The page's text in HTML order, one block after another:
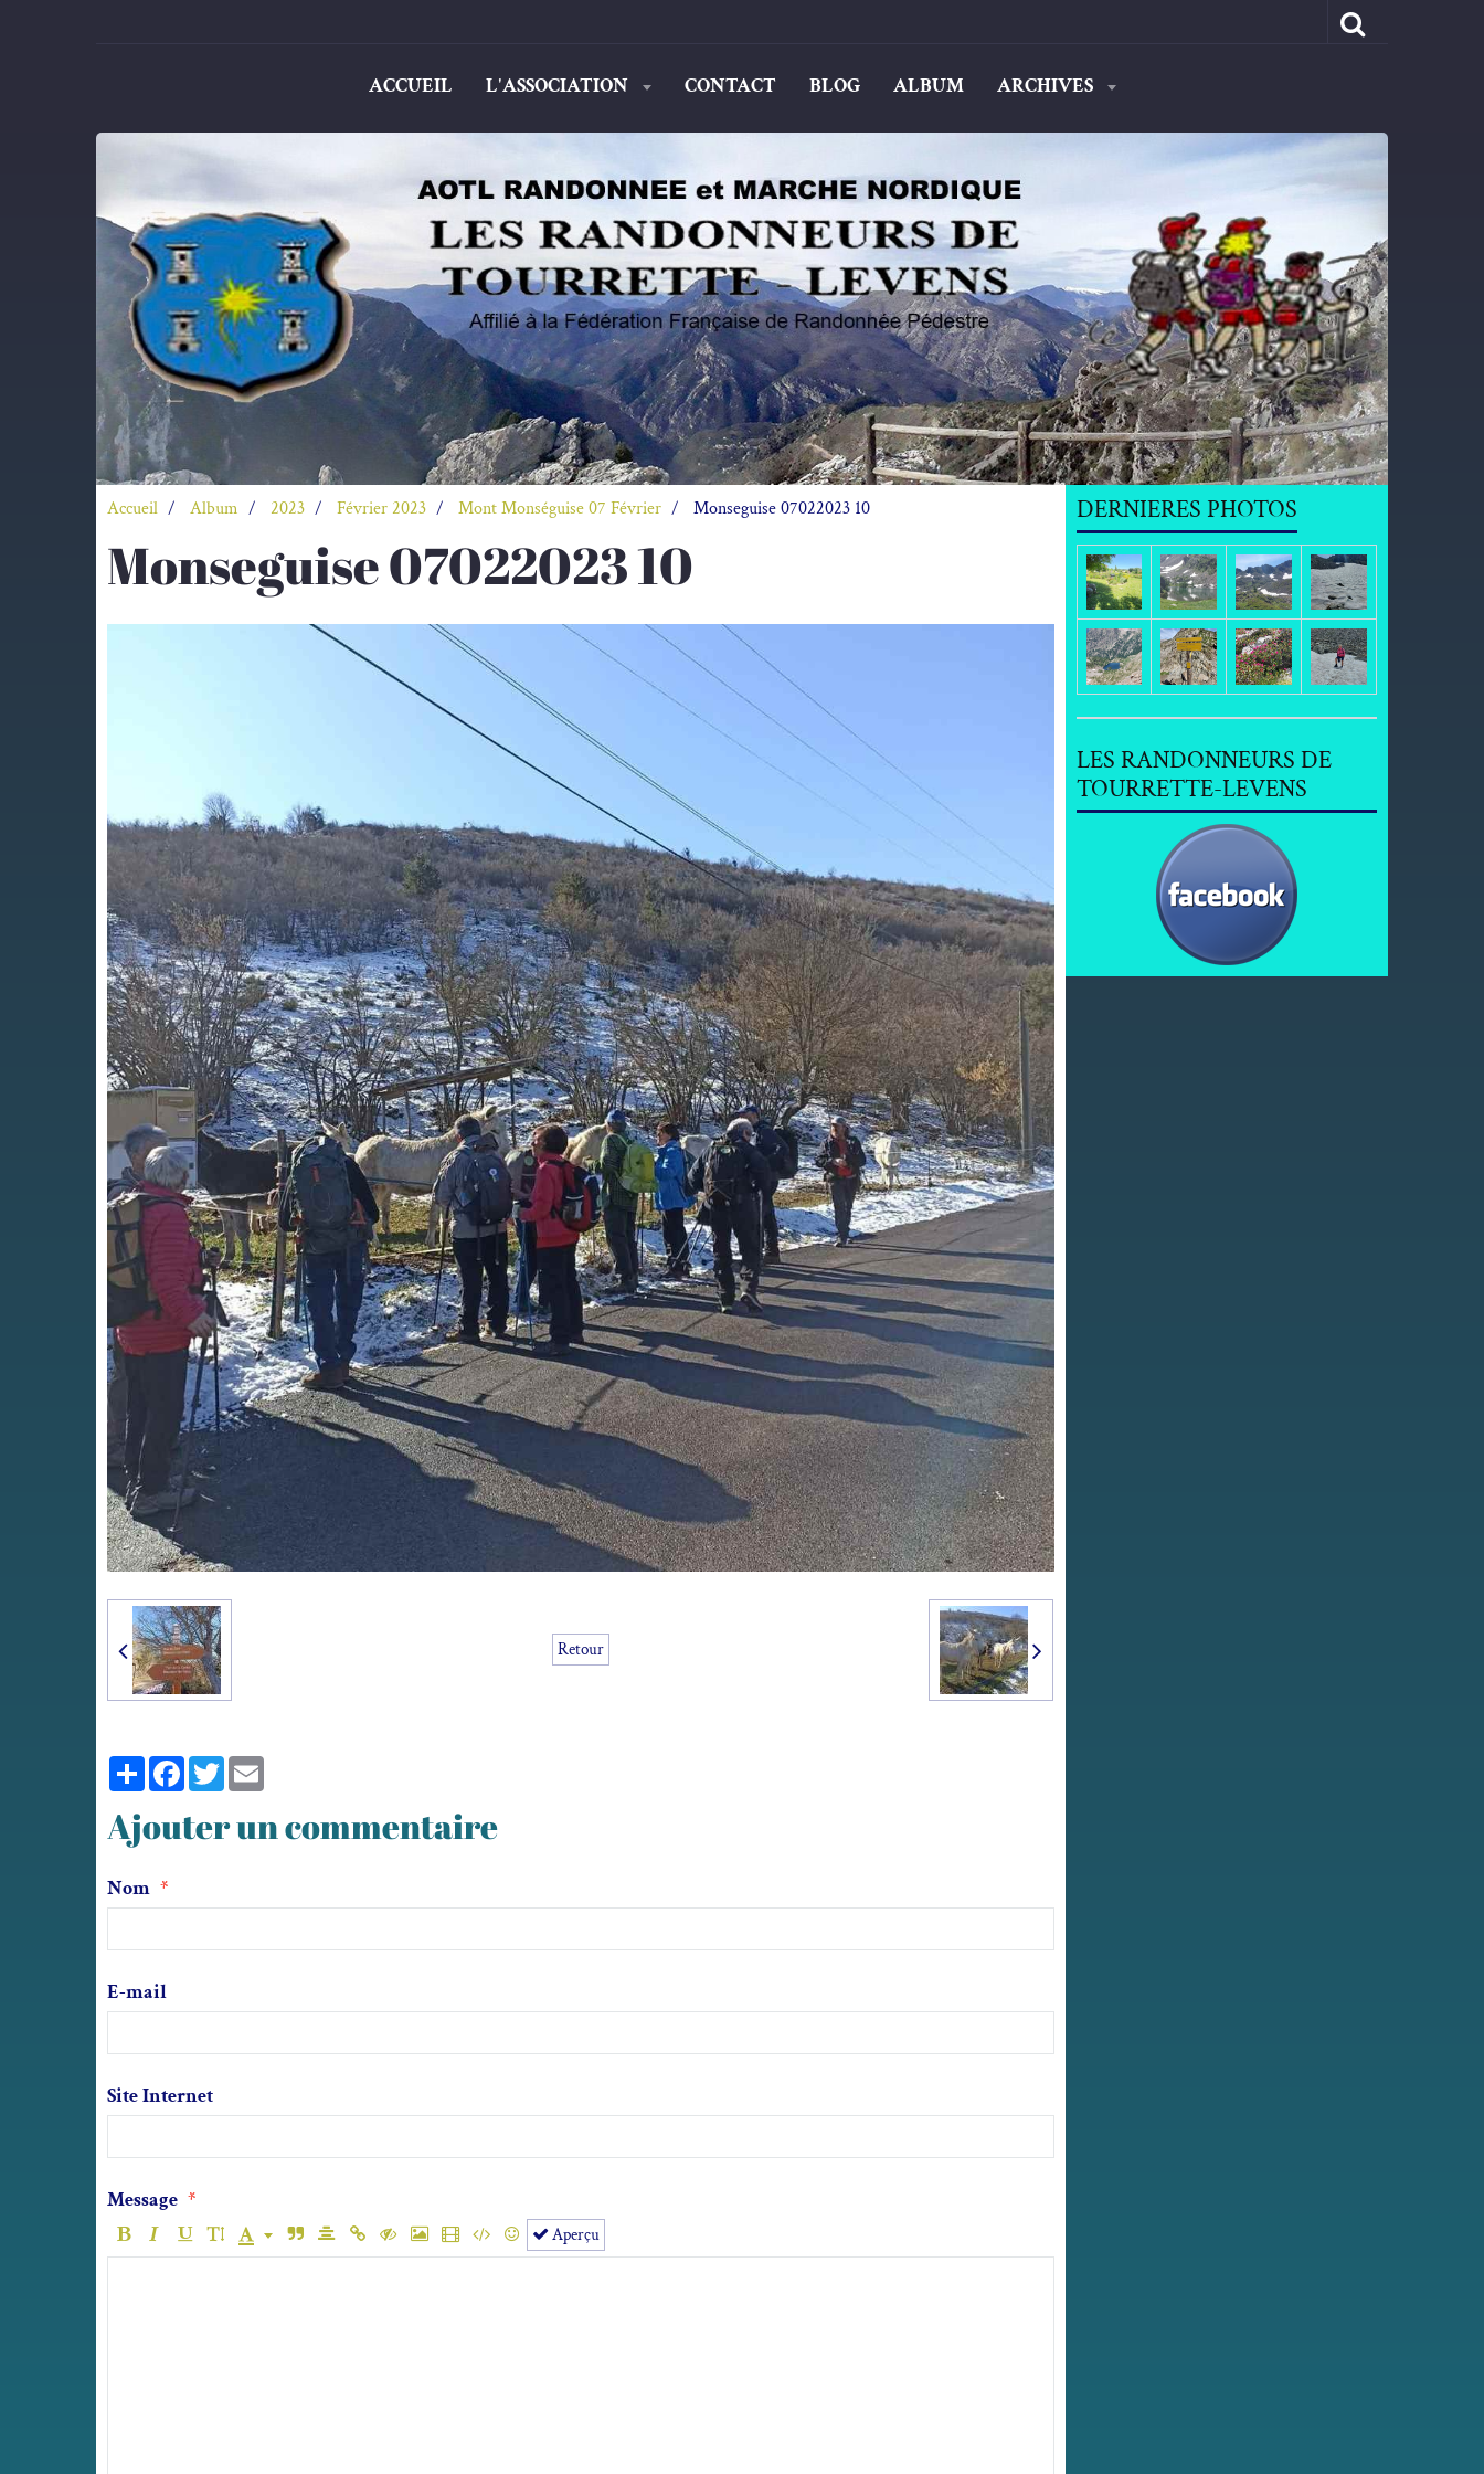
ACCUEIL L'ASSOCIATION CONTACT BLOG ALBUM ARCHIVES
Accueil Album 2023 Février 2023 Mont Monséguise 07 Février Monseguise 07022023 10
Monseguise 07022023 10
Retour
PartagerFacebook
Twitter
Ajouter un commentaire
Nom
E-mail
Site Internet
Message
Aperçu
DERNIERES PHOTOS
LES RANDONNEURS DE
TOURRETTE-LEVENS